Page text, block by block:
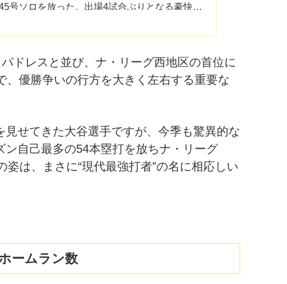
号ソロを放った。出場4試合ぶりとなる豪快ア
ドレスと並び、ナ・リーグ西地区の首位に
優勝争いの行方を大きく左右する重要な
せてきた大谷選手ですが、今季も驚異的な
自己最多の54本塁打を放ちナ・リーグ
は、まさに“現代最強打者”の名に相応しい
ームラン数